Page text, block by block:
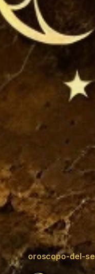
oroscopo-del-